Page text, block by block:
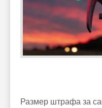
Размер штрафа за